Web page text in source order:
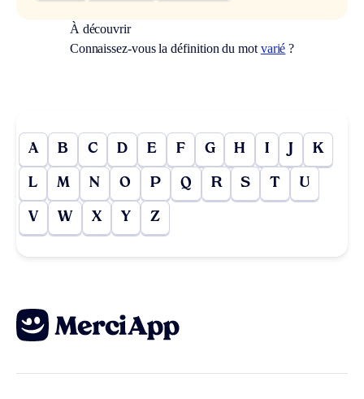
À découvrir
Connaissez-vous la définition du mot varié ?
A B C D E F G H I J K
L M N O P Q R S T U
V W X Y Z